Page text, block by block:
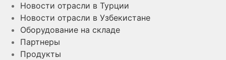
Новости отрасли в Турции
Новости отрасли в Узбекистане
Оборудование на складе
Партнеры
Продукты